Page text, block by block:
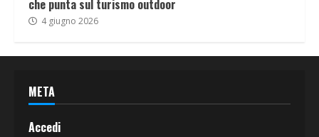
che punta sul turismo outdoor
4 giugno 2026
META
Accedi